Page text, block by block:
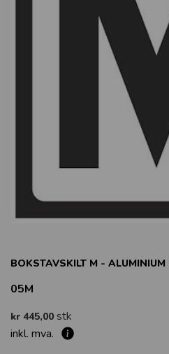
BOKSTAVSKILT M - ALUMINIUM
05M
kr 445,00 stk
inkl. mva.